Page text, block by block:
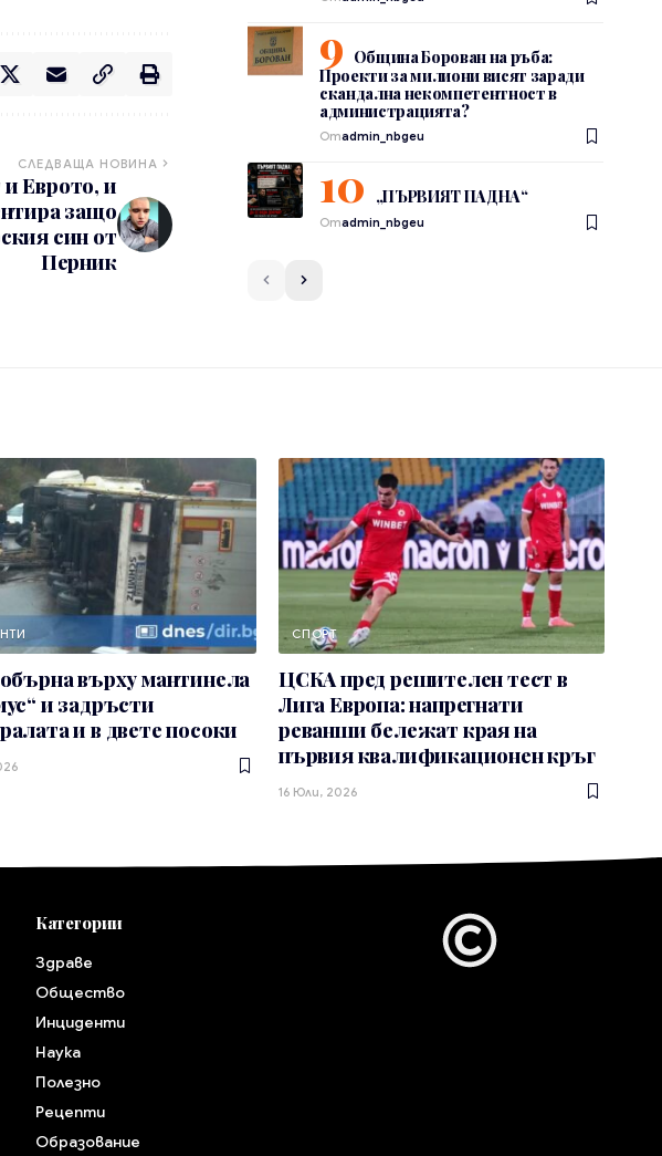
СЛЕДВАЩА НОВИНА
Еврото, и
защо
син от
Перник
Община Борован на ръба:
Проекти за милиони висят заради
скандална некомпетентност в
администрацията?
Отadmin_nbgeu
„ПЪРВИЯТ ПАДНА“
Отadmin_nbgeu
върху мантинела
и задръсти
и в двете посоки
СПОРТ
ЦСКА пред решителен тест в
Лига Европа: напрегнати
реванши бележат края на
първия квалификационен кръг
16 Юли, 2026
Категории
Здраве
Общество
Инциденти
Наука
Полезно
Рецепти
Образование